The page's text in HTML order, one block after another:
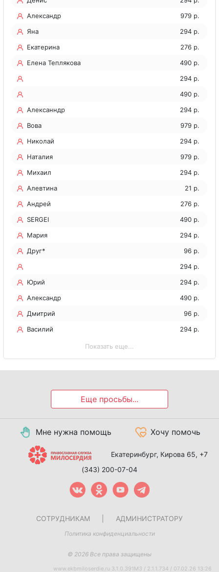
Александр
979 р.
Яна
294 р.
Екатерина
276 р.
Елена Теплякова
490 р.
294 р.
490 р.
Алексанндр
294 р.
Вова
979 р.
Николай
294 р.
Наталия
979 р.
Михаил
294 р.
Алевтина
21 р.
Андрей
276 р.
SERGEI
490 р.
Мария
294 р.
Друг*
96 р.
294 р.
Юрий
294 р.
Александр
490 р.
Дмитрий
96 р.
Василий
294 р.
Показать еще...
Еще просьбы...
Мне нужна помощь Хочу помочь
Екатеринбург, Кирова 65, +7
(343) 200-07-04
СОТРУДНИКАМ АДМИНИСТРАТОРУ
Политика конфиденциальности
© 2026 Все права защищены
www.ekbmiloserdie.ru 3.1.0.391M3 / 2.1.1.734 / 07.02.26 13:26